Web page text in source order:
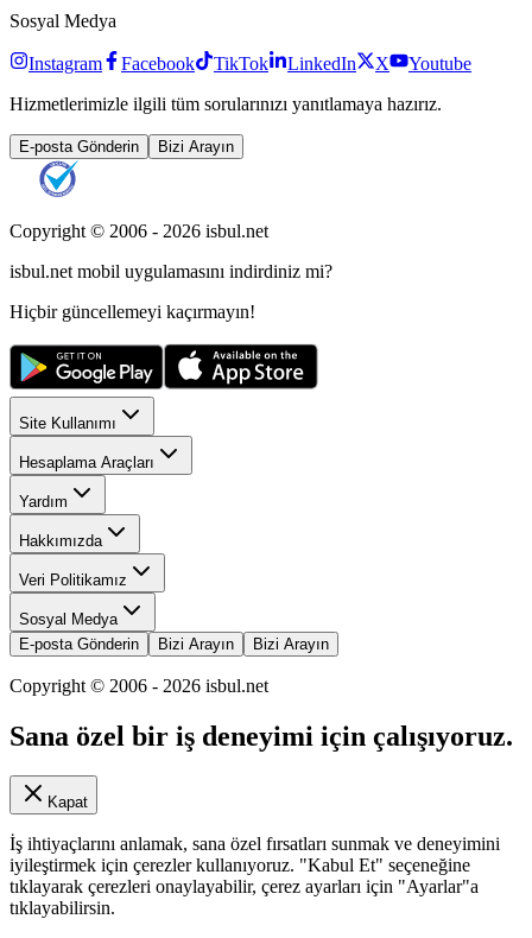
Sosyal Medya
Instagram Facebook TikTok LinkedIn X
Youtube
Hizmetlerimizle ilgili tüm sorularınızı yanıtlamaya hazırız.
E-posta Gönderin Bizi Arayın
Copyright © 2006 - 2026 isbul.net
isbul.net mobil uygulamasını indirdiniz mi?
Hiçbir güncellemeyi kaçırmayın!
Site Kullanımı
Hesaplama Araçları
Yardım
Hakkımızda
Veri Politikamız
Sosyal Medya
E-posta Gönderin
Bizi Arayın Bizi Arayın
Copyright © 2006 - 2026 isbul.net
Sana özel bir iş deneyimi için çalışıyoruz.
Kapat
İş ihtiyaçlarını anlamak, sana özel fırsatları sunmak ve deneyimini
iyileştirmek için çerezler kullanıyoruz. "Kabul Et" seçeneğine
tıklayarak çerezleri onaylayabilir, çerez ayarları için "Ayarlar"a
tıklayabilirsin.